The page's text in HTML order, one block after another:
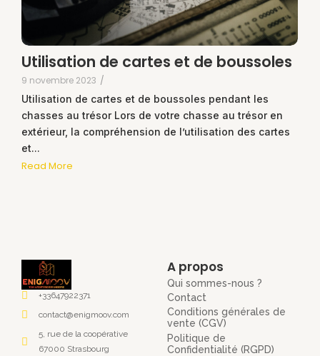
Utilisation de cartes et de boussoles
9 novembre 2023 /
Utilisation de cartes et de boussoles pendant les
chasses au trésor Lors de votre chasse au trésor en
extérieur, la compréhension de l’utilisation des cartes
et...
Read More
+33647922371
contact@enigmoov.com
5, rue de la coopérative
67000 Strasbourg
A propos
Qui sommes-nous ?
Contact
Conditions générales de
vente (CGV)
Politique de
Confidentialité (RGPD)